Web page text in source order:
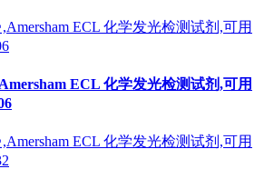
ECL 化学发光检测试剂,可用